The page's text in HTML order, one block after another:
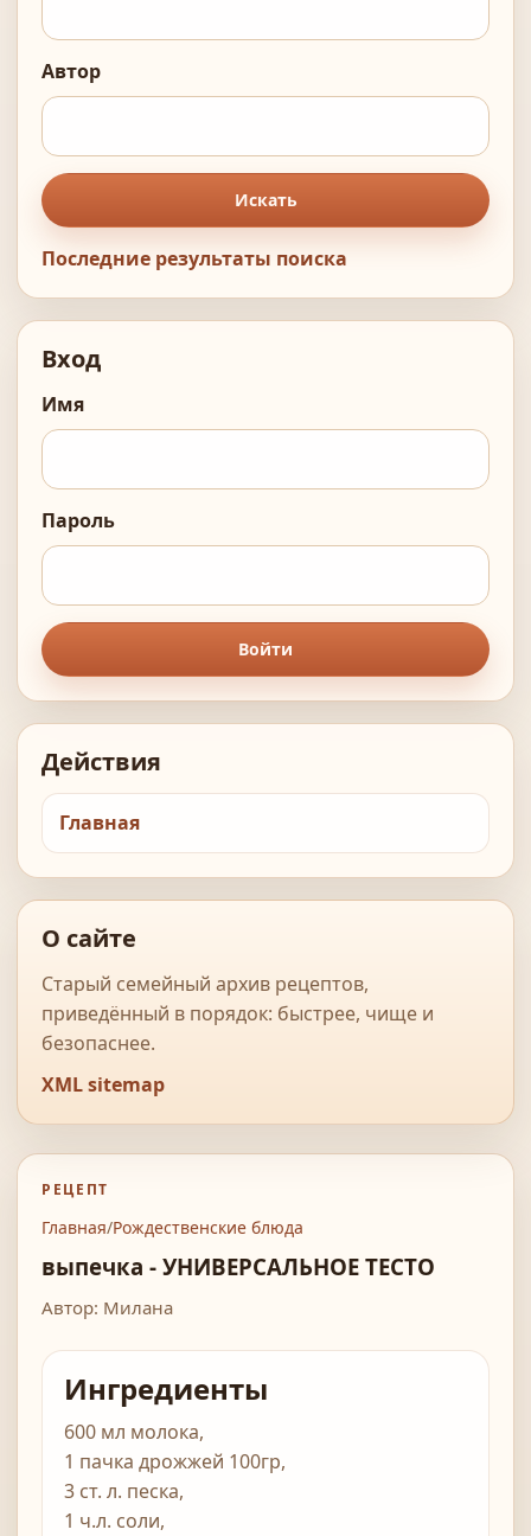
Автор
Искать
Последние результаты поиска
Вход
Имя
Пароль
Войти
Действия
Главная
О сайте
Старый семейный архив рецептов,
приведённый в порядок: быстрее, чище и
безопаснее.
XML sitemap
РЕЦЕПТ
Главная/Рождественские блюда
выпечка - УНИВЕРСАЛЬНОЕ ТЕСТО
Автор: Милана
Ингредиенты
600 мл молока,
1 пачка дрожжей 100гр,
3 ст. л. песка,
1 ч.л. соли,